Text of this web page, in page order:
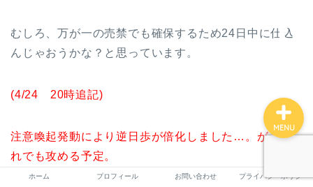
むしろ、万が一の売禁でも確保するため24日中に仕込
んじゃおうかな？と思っています。
(4/24 20時追記)
注意喚起発動により逆日歩が倍化しました…。が、そ
れでも攻める予定。
ホーム プロフィール お問い合わせ プライバシーポリシー
MENU
プライバシーポリシー